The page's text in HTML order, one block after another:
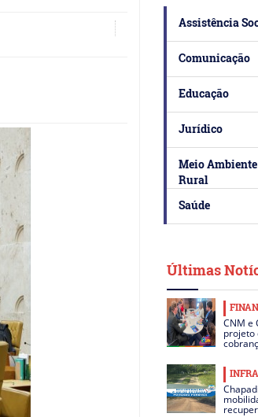
Assistência
Comunicação
Educação
Jurídico
Meio
Rural
Saúde
Últimas
CNM e
projeto